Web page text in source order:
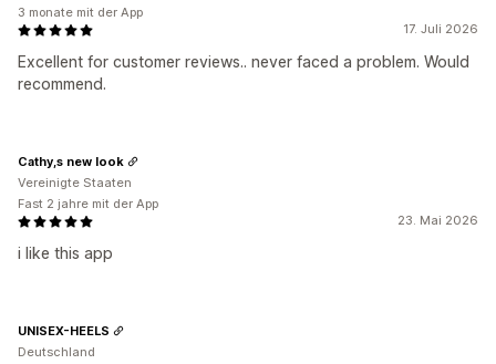
17. Juli 2026
Excellent for customer reviews.. never faced a problem. Would
recommend.
3 monate mit der App
23. Mai 2026
i like this app
Cathy,s new look
Vereinigte Staaten
Fast 2 jahre mit der App
UNISEX-HEELS
Deutschland